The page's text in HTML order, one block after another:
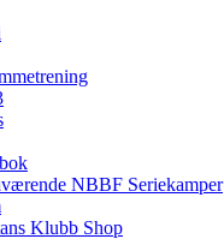
NBBF Seriekamper
Klubb Shop